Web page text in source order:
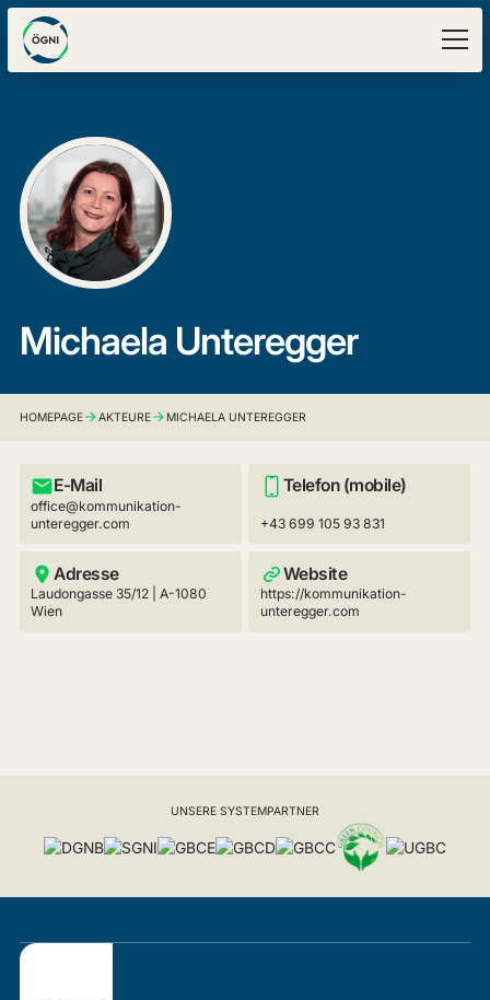
Michaela Unteregger
HOMEPAGE AKTEURE MICHAELA UNTEREGGER
E-Mail
office@kommunikation-
unteregger.com
Telefon (mobile)
+43 699 105 93 831
Adresse
Laudongasse 35/12 | A-1080
Wien
Website
https://kommunikation-
unteregger.com
UNSERE SYSTEMPARTNER